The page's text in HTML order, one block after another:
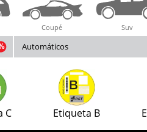
Coupé Suv
Automáticos
C Etiqueta B